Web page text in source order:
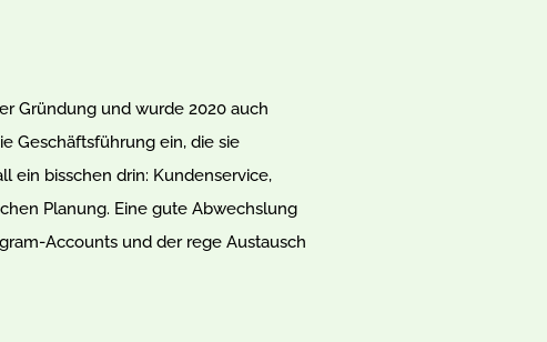
Gründung und wurde 2020 auch
Geschäftsführung ein, die sie
ein bisschen drin: Kundenservice,
Planung. Eine gute Abwechslung
Accounts und der rege Austausch